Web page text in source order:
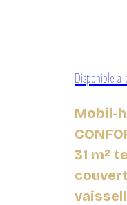
Disponible à
Mobil-
31 m²